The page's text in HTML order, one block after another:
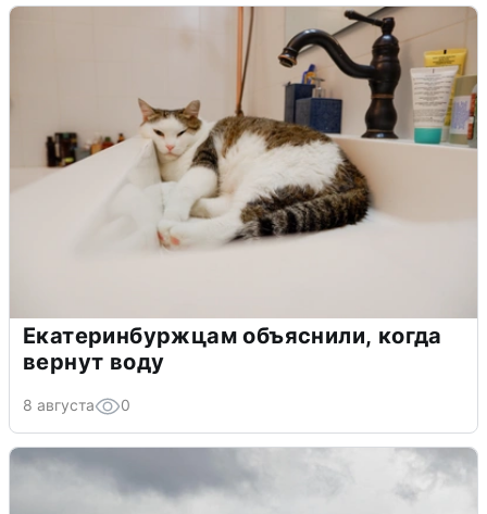
Екатеринбуржцам объяснили, когда
вернут воду
8 августа 0